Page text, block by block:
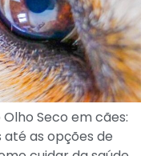
Seco em cães:
as opções de